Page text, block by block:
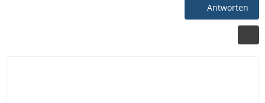
Antworten